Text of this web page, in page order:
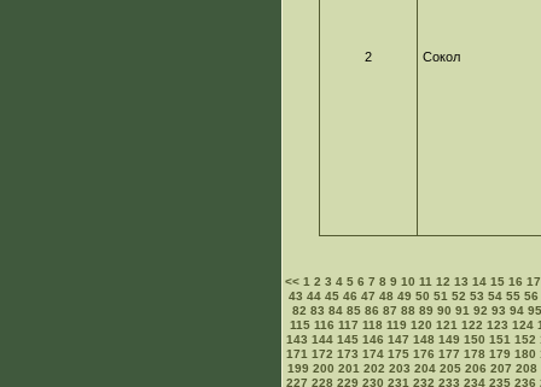
2 Сокол
<<1 2 3 4 5 6 7 8 9 10 11 12 13 14 15 16 17
43 44 45 46 47 48 49 50 51 52 53 54 55 56
82 83 84 85 86 87 88 89 90 91 92 93 94 95
115 116 117 118 119 120 121 122 123 124
143 144 145 146 147 148 149 150 151 152
171 172 173 174 175 176 177 178 179 180
199 200 201 202 203 204 205 206 207 208
227 228 229 230 231 232 233 234 235 236